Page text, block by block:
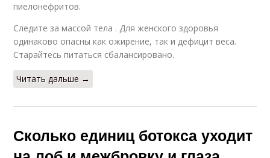
пиелонефритов.
Следите за массой тела . Для женского здоровья
одинаково опасны как ожирение, так и дефицит веса.
Старайтесь питаться сбалансировано.
Читать дальше →
Сколько единиц ботокса уходит